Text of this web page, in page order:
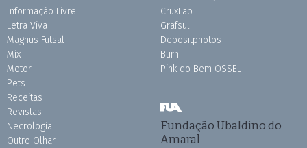
Informação Livre
Letra Viva
Magnus Futsal
Mix
Motor
Pets
Receitas
Revistas
Necrologia
Outro Olhar
CruxLab
Grafsul
Depositphotos
Burh
Pink do Bem OSSEL
Fundação Ubaldino do
Amaral